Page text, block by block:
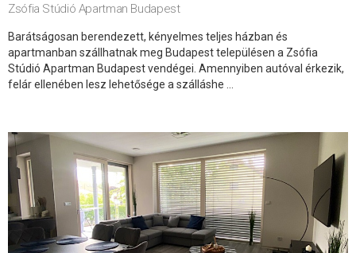
Zsófia Stúdió Apartman Budapest
Barátságosan berendezett, kényelmes teljes házban és
apartmanban szállhatnak meg Budapest településen a Zsófia
Stúdió Apartman Budapest vendégei. Amennyiben autóval érkezik,
felár ellenében lesz lehetősége a szálláshe ...